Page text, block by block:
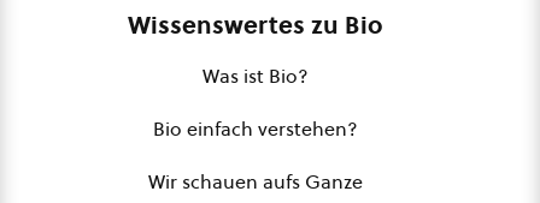
Wissenswertes zu Bio
Was ist Bio?
Bio einfach verstehen?
Wir schauen aufs Ganze